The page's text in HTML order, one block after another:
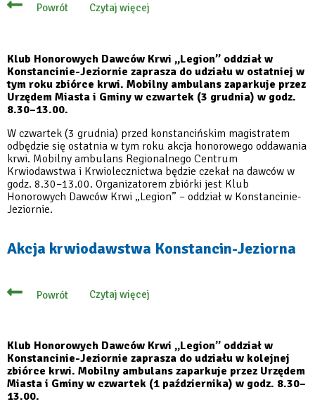
Powrót Czytaj więcej
o
Jeziorna
Klub Honorowych Dawców Krwi „Legion” oddział w
Konstancinie-Jeziornie zaprasza do udziału w ostatniej w
tym roku zbiórce krwi. Mobilny ambulans zaparkuje przez
Urzędem Miasta i Gminy w czwartek (3 grudnia) w godz.
8.30–13.00.
W czwartek (3 grudnia) przed konstancińskim magistratem
odbędzie się ostatnia w tym roku akcja honorowego oddawania
krwi. Mobilny ambulans Regionalnego Centrum
Krwiodawstwa i Krwiolecznictwa będzie czekał na dawców w
godz. 8.30–13.00. Organizatorem zbiórki jest Klub
Honorowych Dawców Krwi „Legion” – oddział w Konstancinie-
Jeziornie.
Akcja krwiodawstwa Konstancin-Jeziorna
Powrót Czytaj więcej
o
Jeziorna
Klub Honorowych Dawców Krwi „Legion” oddział w
Konstancinie-Jeziornie zaprasza do udziału w kolejnej
zbiórce krwi. Mobilny ambulans zaparkuje przez Urzędem
Miasta i Gminy w czwartek (1 października) w godz. 8.30–
13.00.